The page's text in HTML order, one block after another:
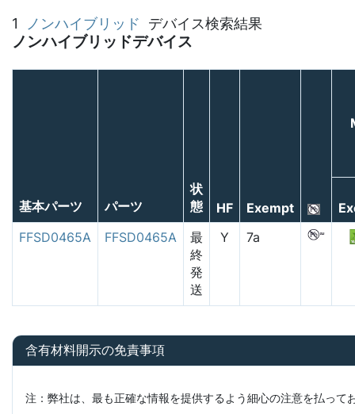
1 ノンハイブリッド デバイス検索結果
ノンハイブリッドデバイス
基本パーツ パーツ
状
態
HF Exempt
FFSD0465A
FFSD0465A
最
終
発
送
Y 7a
含有材料開示の免責事項
注：弊社は、最も正確な情報を提供するよう細心の注意を払っ